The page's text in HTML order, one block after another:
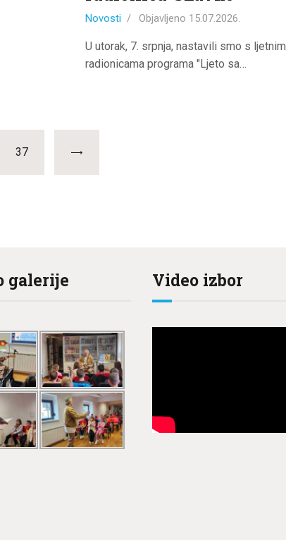
Novosti Objavljeno 15.07.2026.
U utorak, 7. srpnja, nastavili smo s ljetnim
radionicama programa "Ljeto sa…
PAGE
37
galerije Video izbor